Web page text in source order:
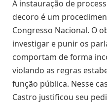
A instauração de
decoro é um
Congresso Nacional. O
investigar e punir os
comportam de forma
violando as regras
função pública. Nesse
Castro justificou seu